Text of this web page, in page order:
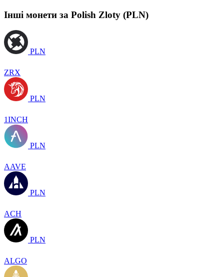
Інші монети за Polish Zloty (PLN)
PLN
ZRX
PLN
1INCH
PLN
AAVE
PLN
ACH
PLN
ALGO